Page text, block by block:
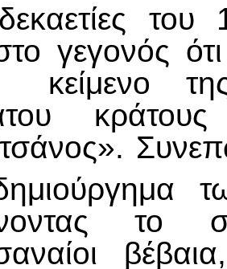
του
στο γεγονός